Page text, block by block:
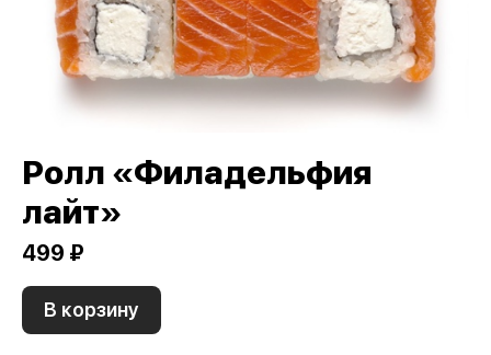
Ролл «Филадельфия
лайт»
499 ₽
В корзину